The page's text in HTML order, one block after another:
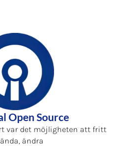
Open Source
var det möjligheten att fritt
ändra